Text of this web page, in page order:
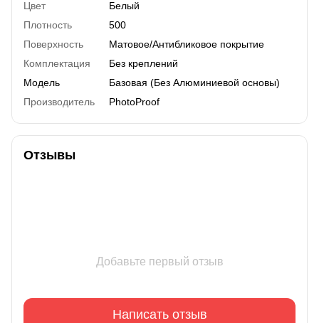
Цвет
Белый
Плотность
500
Поверхность
Матовое/Антибликовое покрытие
Комплектация
Без креплений
Модель
Базовая (Без Алюминиевой основы)
Производитель
PhotoProof
Отзывы
Добавьте первый отзыв
Написать отзыв